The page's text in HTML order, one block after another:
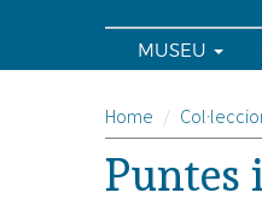
MUSEU
Home
Puntes